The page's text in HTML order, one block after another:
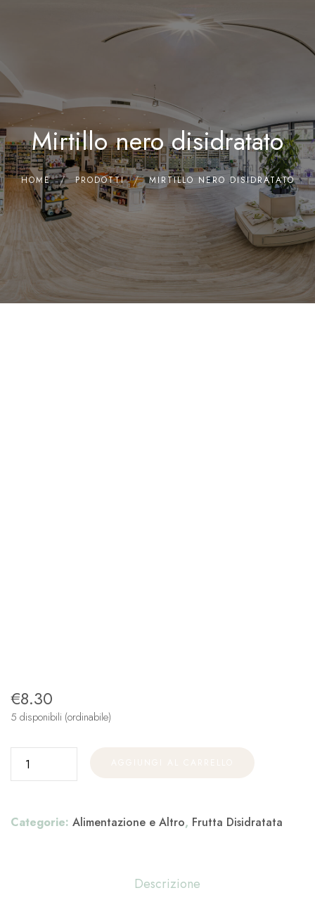
Home
Chi siamo
Il Laboratorio
Shop
Olii Essenziali
Contatti
Mirtillo nero disidratato
HOME PRODOTTI MIRTILLO NERO DISIDRATATO
€8.30
5 disponibili (ordinabile)
Categorie: Alimentazione e Altro, Frutta Disidratata
Descrizione